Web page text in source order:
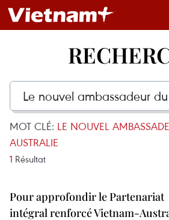
MOT CLÉ: LE NOUVEL
AUSTRALIE
1 Résultat
Pour approfondir le Partenariat
intégral renforcé Vietnam-